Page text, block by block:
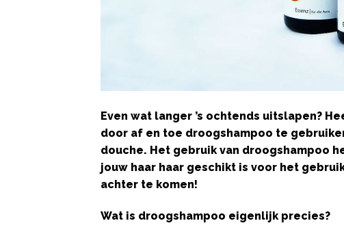
Even wat langer ’s ochtends uitslapen?
door af en toe droogshampoo te
douche. Het gebruik van droogshampoo
jouw haar haar geschikt is voor het
achter te komen!
Wat is droogshampoo eigenlijk precies?